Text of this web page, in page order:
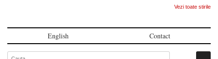
Vezi toate stirile
English Contact